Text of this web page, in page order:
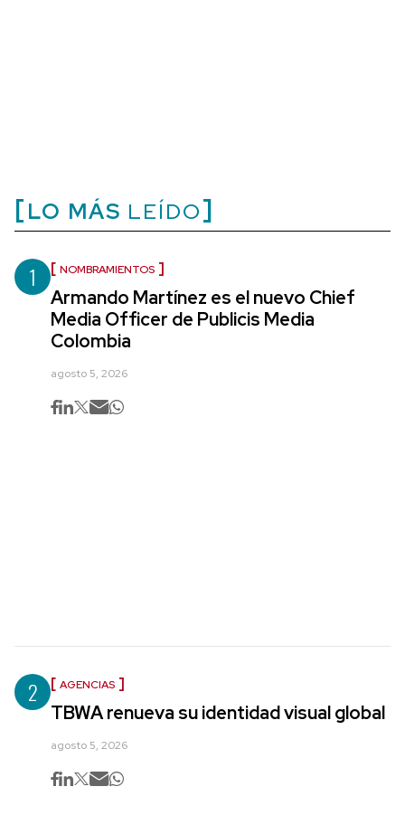
LO MÁS LEÍDO
1 NOMBRAMIENTOS
Armando Martínez es el nuevo Chief
Media Officer de Publicis Media
Colombia
agosto 5, 2026
2 AGENCIAS
TBWA renueva su identidad visual global
agosto 5, 2026